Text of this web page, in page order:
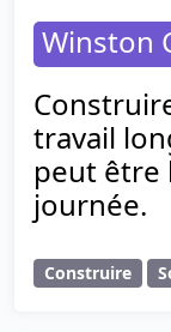
Winston
travail
peut être
journée.
Construire